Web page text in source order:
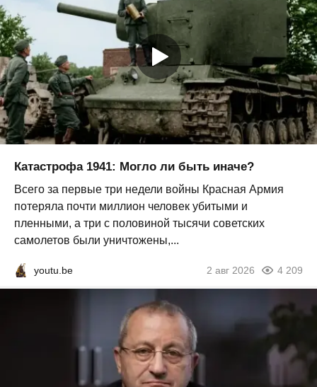
Катастрофа 1941: Могло ли быть иначе?
Всего за первые три недели войны Красная Армия
потеряла почти миллион человек убитыми и
пленными, а три с половиной тысячи советских
самолетов были уничтожены,...
youtu.be 2 авг 2026 4 209